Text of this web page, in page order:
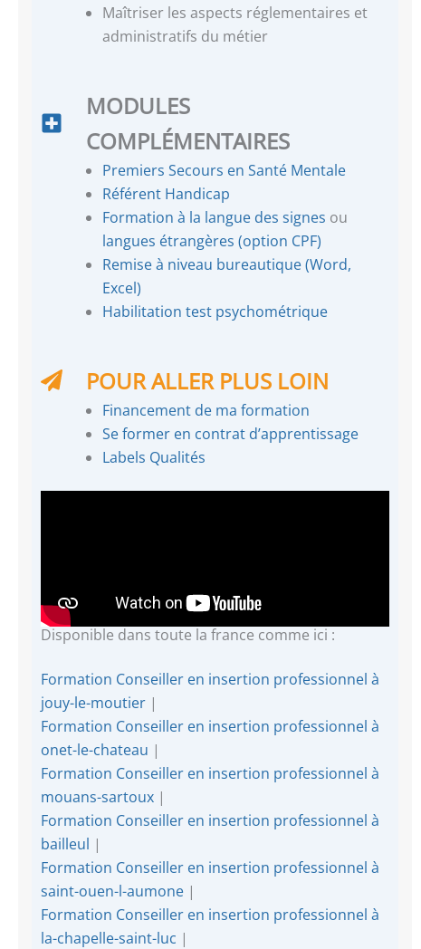
Maîtriser les aspects réglementaires et
administratifs du métier
MODULES
COMPLÉMENTAIRES
Premiers Secours en Santé Mentale
Référent Handicap
Formation à la langue des signes ou
langues étrangères (option CPF)
Remise à niveau bureautique (Word,
Excel)
Habilitation test psychométrique
POUR ALLER PLUS LOIN
Financement de ma formation
Se former en contrat d’apprentissage
Labels Qualités
Disponible dans toute la france comme ici :
Formation Conseiller en insertion professionnel à
jouy-le-moutier |
Formation Conseiller en insertion professionnel à
onet-le-chateau |
Formation Conseiller en insertion professionnel à
mouans-sartoux |
Formation Conseiller en insertion professionnel à
bailleul |
Formation Conseiller en insertion professionnel à
saint-ouen-l-aumone |
Formation Conseiller en insertion professionnel à
la-chapelle-saint-luc |